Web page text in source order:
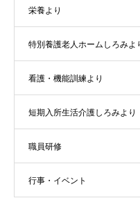
栄養より
特別養護老人ホームしろみよ
看護・機能訓練より
短期入所生活介護しろみより
職員研修
行事・イベント